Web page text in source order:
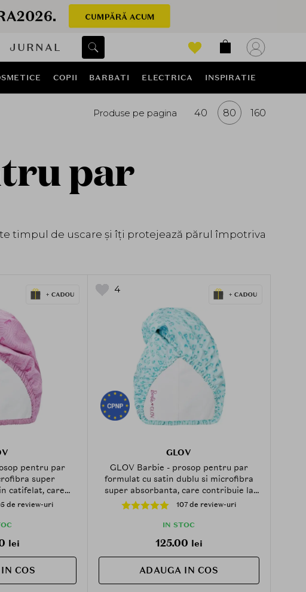
JURNAL
COPII BARBATI ELECTRICA INSPIRATIE
Produse pe pagina 40 80 160
par
timpul de uscare și îți protejează părul împotriva
pentru par
super
catifelat, care
parului si la
matasos dupa
de review-uri
lei
COS
4
GLOV
GLOV Barbie - prosop pentru par
formulat cu satin dublu si microfibra
super absorbanta, care contribuie la
absorbtia excesului de umiditate si la
metinerea parului uscat dupa dus -
Blue
107 de review-uri
IN STOC
125.00 lei
ADAUGA IN COS